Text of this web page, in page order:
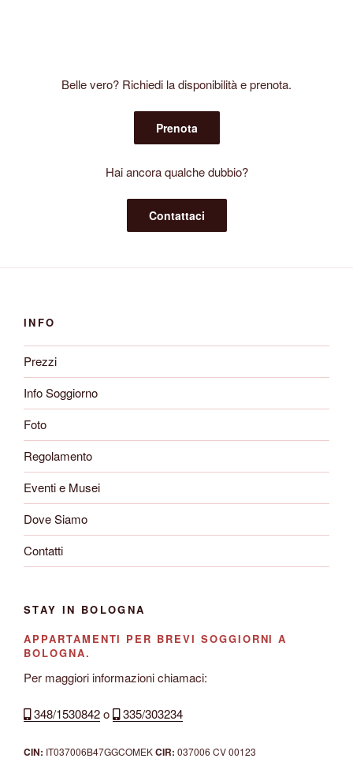
Belle vero? Richiedi la disponibilità e prenota.
Prenota
Hai ancora qualche dubbio?
Contattaci
INFO
Prezzi
Info Soggiorno
Foto
Regolamento
Eventi e Musei
Dove Siamo
Contatti
STAY IN BOLOGNA
APPARTAMENTI PER BREVI SOGGIORNI A
BOLOGNA.
Per maggiori informazioni chiamaci:
348/1530842o 335/303234
CIN: IT037006B47GGCOMEKCIR: 037006 CV 00123